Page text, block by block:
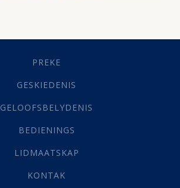
Geestelike Groei(10)
(21)
Grys Areas(4)
Lewensdoel(3)
Selfondersoek(1)
Werk(22)
(142)
PREKE
GESKIEDENIS
GELOOFSBELYDENIS
BEDIENINGS
LIDMAATSKAP
KONTAK